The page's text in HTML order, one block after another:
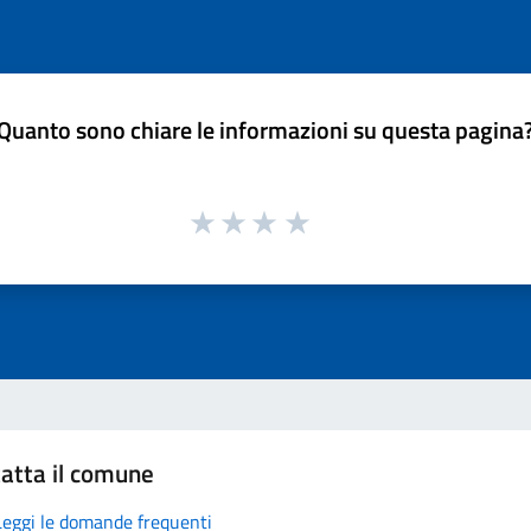
sono chiare le informazioni su questa
il comune
le domande frequenti